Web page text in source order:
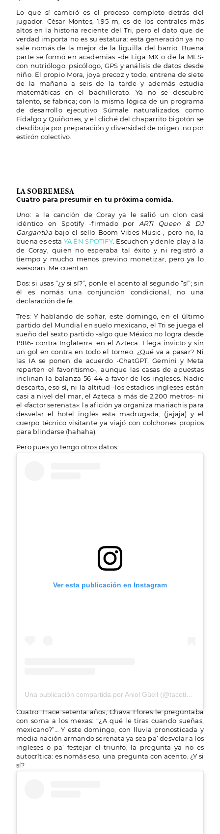
Lo que sí cambió es el proceso completo detrás del
jugador. César Montes, 1.95 m, es de los centrales más
altos en la historia reciente del Tri, pero el dato que de
verdad importa no es su estatura: esta generación ya no
sale nomás de la mejor de la liguilla del barrio. Buena
parte se formó en academias -de Liga MX o de la MLS-
con nutriólogo, psicólogo, GPS y análisis de datos desde
niño. El propio Mora, joya precoz y todo, entrena de siete
de la mañana a seis de la tarde y además estudia
matemáticas en el bachillerato. Ya no se descubre
talento, se fabrica; con la misma lógica de un programa
de desarrollo ejecutivo. Súmale naturalizados, como
Fidalgo y Quiñones, y el cliché del chaparrito bigotón se
desdibuja por preparación y diversidad de origen, no por
estirón colectivo.
LA SOBREMESA
Cuatro para presumir en tu próxima comida.
Uno: a la canción de Coray ya le salió un clon casi
idéntico en Spotify -firmado por ARTI Queen & DJ
Gargantúabajo el sello Boom Vibes Music-, pero no, la
buena es esta YA EN SPOTIFY. Escuchen y denle play a la
de Coray, quien no esperaba tal éxito y ni registró a
tiempo y mucho menos previno monetizar, pero ya lo
asesoran. Me cuentan.
Dos: si usas “¿y si sí?”, ponle el acento al segundo “sí”; sin
él es nomás una conjunción condicional, no una
declaración de fe.
Tres: Y hablando de soñar, este domingo, en el último
partido del Mundial en suelo mexicano, el Tri se juega el
sueño del sexto partido -algo que México no logra desde
1986- contra Inglaterra, en el Azteca. Llega invicto y sin
un gol en contra en todo el torneo. ¿Qué va a pasar? Ni
las IA se ponen de acuerdo -ChatGPT, Gemini y Meta
reparten el favoritismo-, aunque las casas de apuestas
inclinan la balanza 56-44 a favor de los ingleses. Nadie
descarta, eso sí, ni la altitud -los estadios ingleses están
casi a nivel del mar, el Azteca a más de 2,200 metros- ni
el «factor serenata»: la afición ya organiza mariachis para
desvelar el hotel inglés esta madrugada, (jajaja) y el
cuerpo técnico visitante ya viajó con colchones propios
para blindarse (hahaha)
Pero pues yo tengo otros datos:
Ver esta publicación en Instagram
Cuatro: Hace setenta años, Chava Flores le preguntaba
con sorna a los mexas: “¿A qué le tiras cuando sueñas,
mexicano?”… Y este domingo, con lluvia pronosticada y
media nación armando serenata ya sea pa’ desvelar a los
ingleses o pa’ festejar el triunfo, la pregunta ya no es
autocrítica: es nomás eso, una pregunta con acento. ¿Y si
sí?